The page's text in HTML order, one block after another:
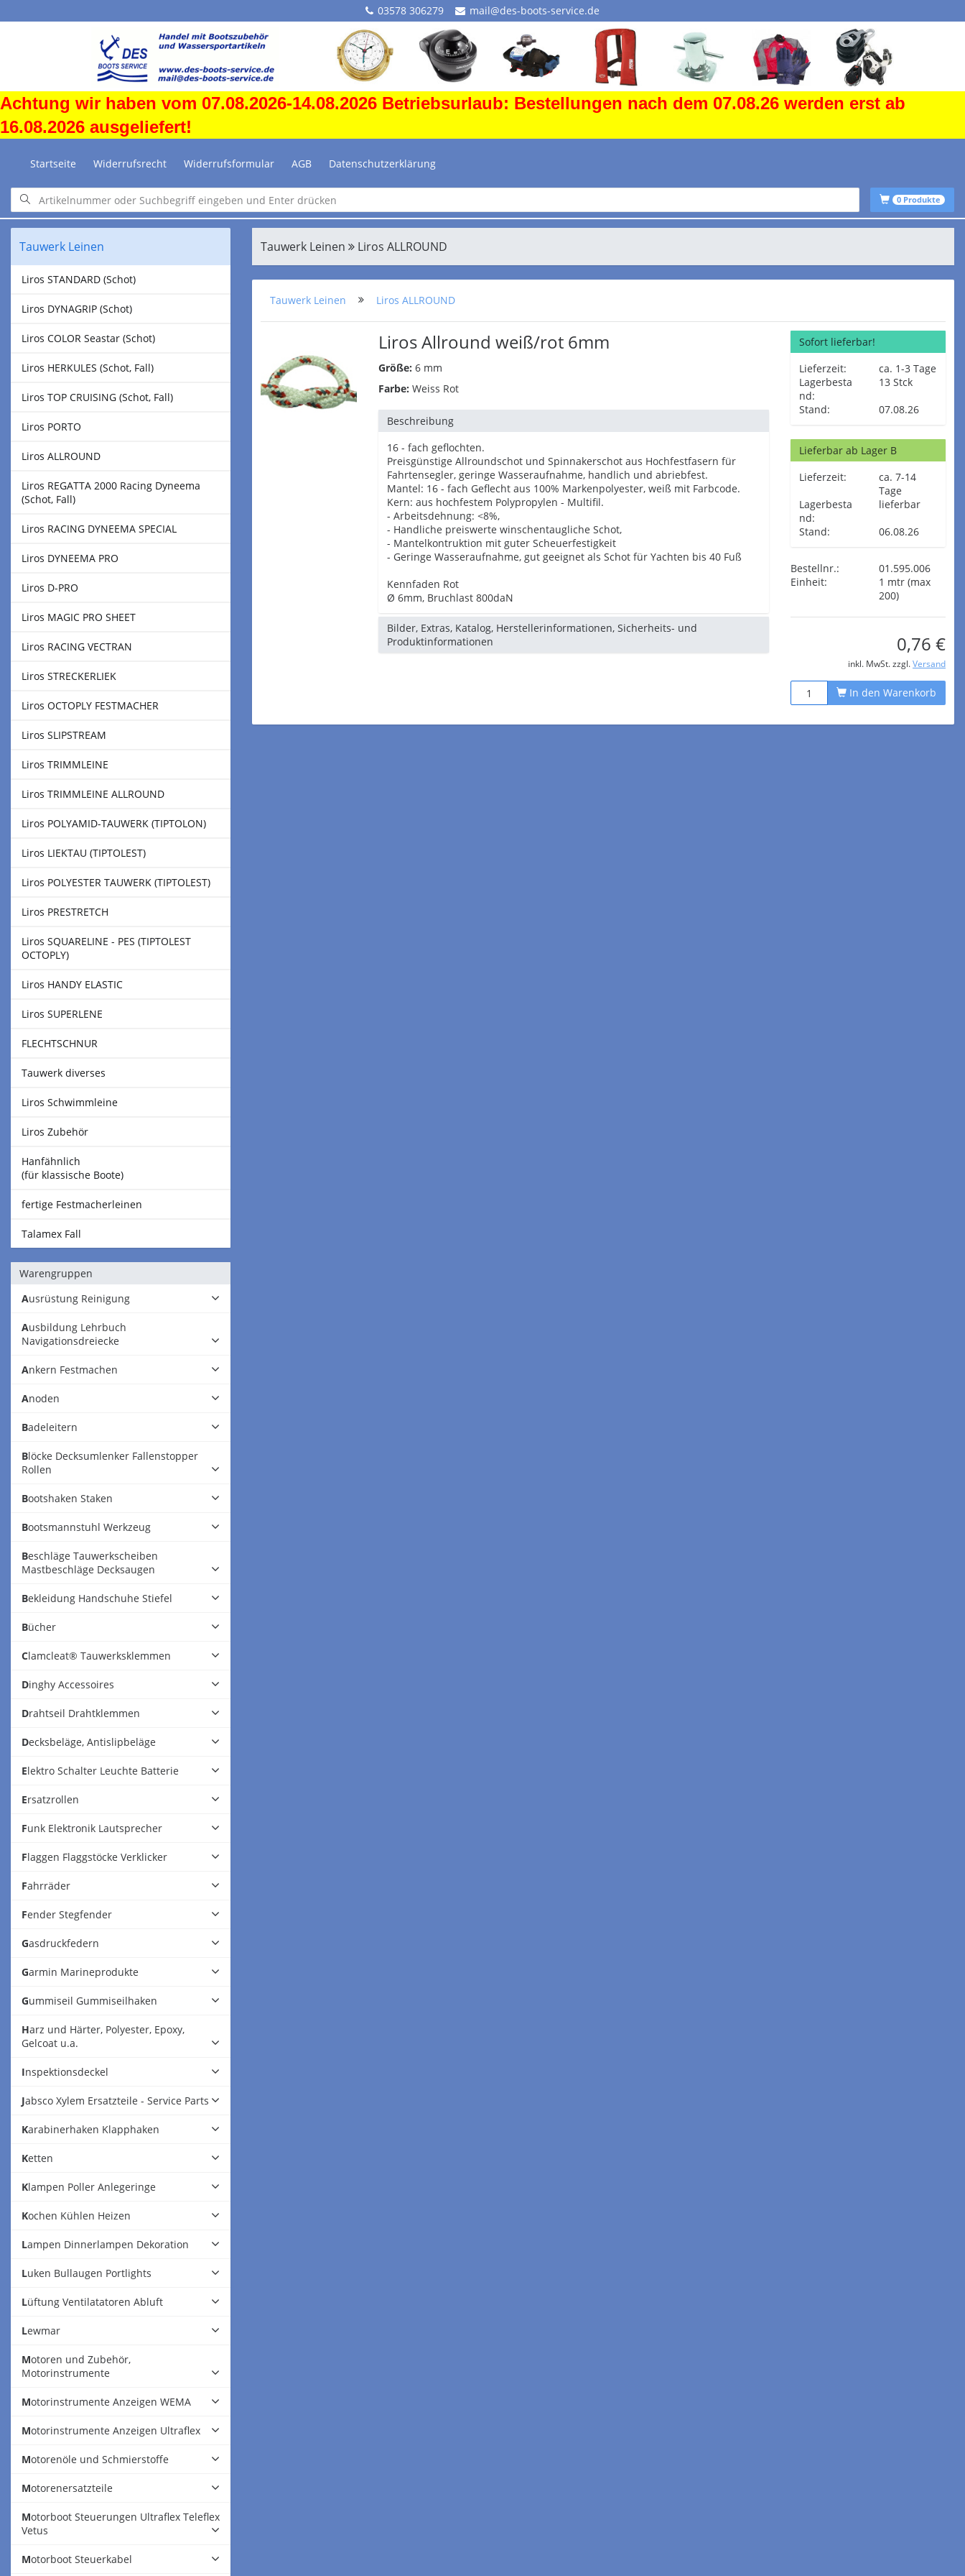
03578 306279 mail@des-boots-service.de
Achtung wir haben vom 07.08.2026-14.08.2026 Betriebsurlaub: Bestellungen nach dem 07.08.26 werden erst ab
16.08.2026 ausgeliefert!
Startseite Widerrufsrecht Widerrufsformular AGB Datenschutzerklärung
0 Produkte
Tauwerk Leinen
Liros STANDARD (Schot)
Liros DYNAGRIP (Schot)
Liros COLOR Seastar (Schot)
Liros HERKULES (Schot, Fall)
Liros TOP CRUISING (Schot, Fall)
Liros PORTO
Liros ALLROUND
Liros REGATTA 2000 Racing Dyneema
(Schot, Fall)
Liros RACING DYNEEMA SPECIAL
Liros DYNEEMA PRO
Liros D-PRO
Liros MAGIC PRO SHEET
Liros RACING VECTRAN
Liros STRECKERLIEK
Liros OCTOPLY FESTMACHER
Liros SLIPSTREAM
Liros TRIMMLEINE
Liros TRIMMLEINE ALLROUND
Liros POLYAMID-TAUWERK (TIPTOLON)
Liros LIEKTAU (TIPTOLEST)
Liros POLYESTER TAUWERK (TIPTOLEST)
Liros PRESTRETCH
Liros SQUARELINE - PES (TIPTOLEST
OCTOPLY)
Liros HANDY ELASTIC
Liros SUPERLENE
FLECHTSCHNUR
Tauwerk diverses
Liros Schwimmleine
Liros Zubehör
Hanfähnlich
(für klassische Boote)
fertige Festmacherleinen
Talamex Fall
Warengruppen
Ausrüstung Reinigung
Ausbildung Lehrbuch
Navigationsdreiecke
Ankern Festmachen
Anoden
Badeleitern
Blöcke Decksumlenker Fallenstopper
Rollen
Bootshaken Staken
Bootsmannstuhl Werkzeug
Beschläge Tauwerkscheiben
Mastbeschläge Decksaugen
Bekleidung Handschuhe Stiefel
Bücher
Clamcleat® Tauwerksklemmen
Dinghy Accessoires
Drahtseil Drahtklemmen
Decksbeläge, Antislipbeläge
Elektro Schalter Leuchte Batterie
Ersatzrollen
Funk Elektronik Lautsprecher
Flaggen Flaggstöcke Verklicker
Fahrräder
Fender Stegfender
Gasdruckfedern
Garmin Marineprodukte
Gummiseil Gummiseilhaken
Harz und Härter, Polyester, Epoxy,
Gelcoat u.a.
Inspektionsdeckel
Jabsco Xylem Ersatzteile - Service Parts
Karabinerhaken Klapphaken
Ketten
Klampen Poller Anlegeringe
Kochen Kühlen Heizen
Lampen Dinnerlampen Dekoration
Luken Bullaugen Portlights
Lüftung Ventilatatoren Abluft
Lewmar
Motoren und Zubehör,
Motorinstrumente
Motorinstrumente Anzeigen WEMA
Motorinstrumente Anzeigen Ultraflex
Motorenöle und Schmierstoffe
Motorenersatzteile
Motorboot Steuerungen Ultraflex Teleflex
Vetus
Motorboot Steuerkabel
Tauwerk Leinen Liros ALLROUND
Tauwerk Leinen Liros ALLROUND
Liros Allround weiß/rot 6mm
Größe: 6 mm
Farbe: Weiss Rot
Beschreibung
16 - fach geflochten.
Preisgünstige Allroundschot und Spinnakerschot aus Hochfestfasern für
Fahrtensegler, geringe Wasseraufnahme, handlich und abriebfest.
Mantel: 16 - fach Geflecht aus 100% Markenpolyester, weiß mit Farbcode.
Kern: aus hochfestem Polypropylen - Multifil.
- Arbeitsdehnung: <8%,
- Handliche preiswerte winschentaugliche Schot,
- Mantelkontruktion mit guter Scheuerfestigkeit
- Geringe Wasseraufnahme, gut geeignet als Schot für Yachten bis 40 Fuß
Kennfaden Rot
Ø 6mm, Bruchlast 800daN
Bilder, Extras, Katalog, Herstellerinformationen, Sicherheits- und
Produktinformationen
Sofort lieferbar!
Lieferzeit:
ca. 1-3 Tage
Lagerbesta
nd:
13 Stck
Stand:
07.08.26
Lieferbar ab Lager B
Lieferzeit:
ca. 7-14
Tage
Lagerbesta
nd:
lieferbar
Stand:
06.08.26
Bestellnr.:
01.595.006
Einheit:
1 mtr (max
200)
0,76 €
inkl. MwSt. zzgl. Versand
In den Warenkorb